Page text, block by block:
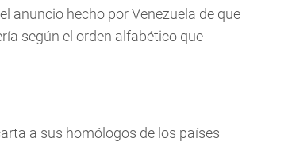
anuncio hecho por Venezuela de que
según el orden alfabético que
a sus homólogos de los países